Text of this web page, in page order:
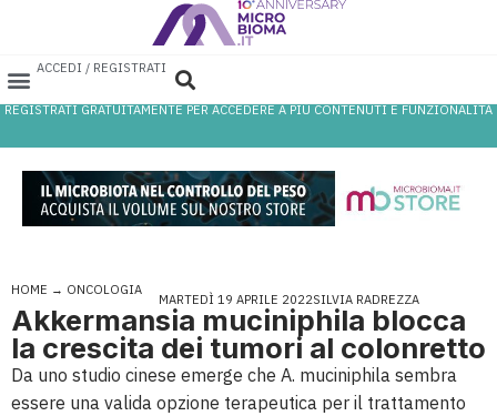
ACCEDI / REGISTRATI
REGISTRATI GRATUITAMENTE PER ACCEDERE A PIÙ CONTENUTI E FUNZIONALITÀ
HOME → ONCOLOGIA
MARTEDÌ 19 APRILE 2022SILVIA RADREZZA
Akkermansia muciniphila blocca
la crescita dei tumori al colonretto
Da uno studio cinese emerge che A. muciniphila sembra
essere una valida opzione terapeutica per il trattamento